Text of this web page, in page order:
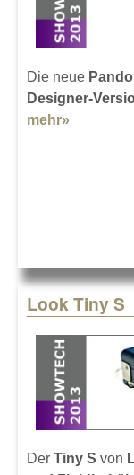
Die neue
Designer-
mehr»
Look Tiny S
Der Tiny S von